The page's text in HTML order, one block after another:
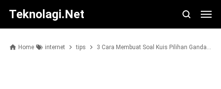
Teknolagi.net
Home internet tips 3 Cara Membuat Soal Kuis Pilihan Ganda dan Skor Nilai di Google Forms